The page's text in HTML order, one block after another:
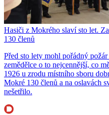
Hasiči z Mokrého slaví sto let.
130 členů
Před sto lety mohl pořádný
zemědělce o to nejcennější, co
1926 u zrodu místního sboru
Mokré 130 členů a na oslavách
nešetřilo.